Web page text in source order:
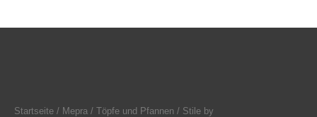
Startseite / Mepra / Töpfe und Pfannen / Stile by